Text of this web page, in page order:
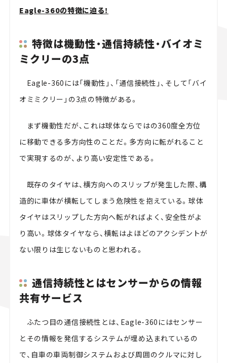
Eagle-360の特徴に迫る！
特徴は機動性・通信持続性・バイオミ
ミクリーの3点
Eagle-360には「機動性」、「通信接続性」、そして「バイ
オミミクリー」の3点の特徴がある。
まず機動性だが、これは球体ならではの360度全方位
に移動できる多方向性のことだ。多方向に転がれること
で実現するのが、より高い安定性である。
既存のタイヤは、横方向へのスリップが発生した際、構
造的に車体が横転してしまう危険性を抱えている。球体
タイヤはスリップした方向へ転がればよく、安全性がよ
り高い。球体タイヤなら、横転はよほどのアクシデントが
ない限りは生じないものと思われる。
通信持続性とはセンサーからの情報
共有サービス
ふたつ目の通信接続性とは、Eagle-360にはセンサー
とその情報を発信するシステムが埋め込まれているの
で、自車の車両制御システムおよび周囲のクルマに対し